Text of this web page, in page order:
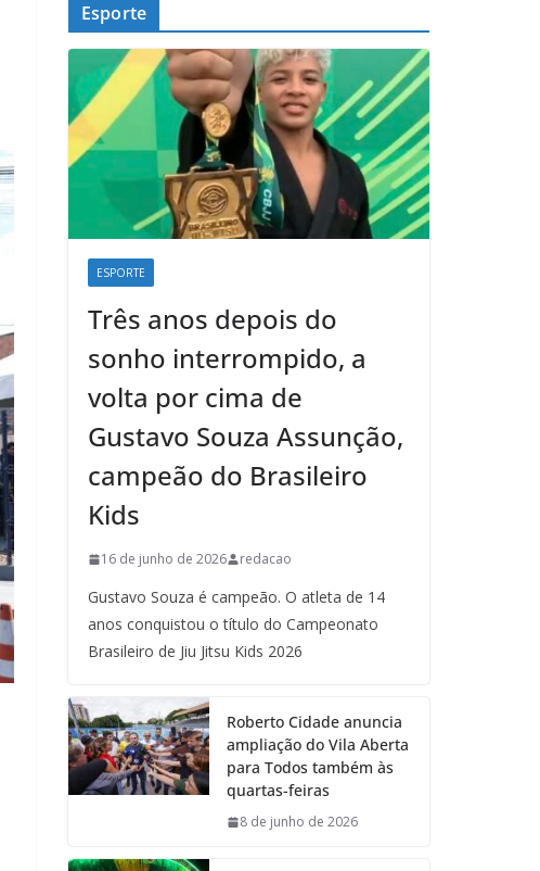
Esporte
ESPORTE
Três anos depois do
sonho interrompido, a
volta por cima de
Gustavo Souza Assunção,
campeão do Brasileiro
Kids
16 de junho de 2026 redacao
Gustavo Souza é campeão. O atleta de 14
anos conquistou o título do Campeonato
Brasileiro de Jiu Jitsu Kids 2026
Roberto Cidade anuncia
ampliação do Vila Aberta
para Todos também às
quartas-feiras
8 de junho de 2026